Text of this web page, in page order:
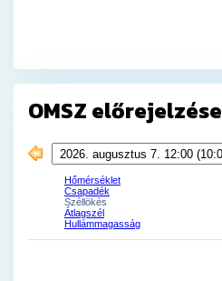
OMSZ előrejelzése